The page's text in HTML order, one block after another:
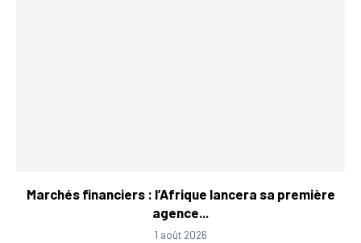
Marchés financiers : l’Afrique lancera sa première
agence...
1 août 2026